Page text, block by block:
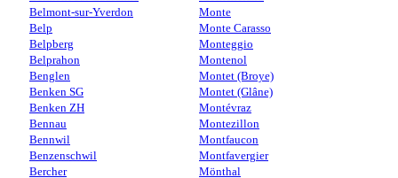
Belmont-sur-Yverdon
Belp
Belpberg
Belprahon
Benglen
Benken SG
Benken ZH
Bennau
Bennwil
Benzenschwil
Bercher
Monte
Monte Carasso
Monteggio
Montenol
Montet (Broye)
Montet (Glâne)
Montévraz
Montezillon
Montfaucon
Montfavergier
Mönthal